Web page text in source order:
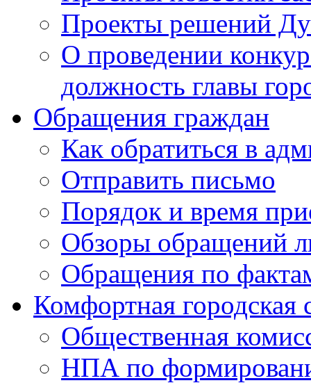
Проекты решений
О проведении
должность главы
Обращения граждан
Как обратиться в
Отправить письмо
Порядок и время
Обзоры обращений
Обращения по
Комфортная городская
Общественная
НПА по